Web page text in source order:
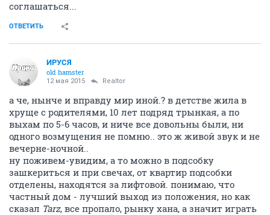
соглашаться...
ОТВЕТИТЬ
ИРУСЯ
old hamster
12 мая 2015 Realtor
а че, нынче и вправду мир иной.? в детстве жила в
хруще с родителями, 10 лет подряд трынкая, а по
выхам по 5-6 часов, и ниче все довольны были, ни
одного возмущения не помню.. это ж живой звук и не
вечерне-ночной..
ну поживем-увидим, а то можно в подсобку
зашкериться и при свечах, от квартир подсобки
отделены, находятся за лифтовой. понимаю, что
частный дом - лучший выход из положения, но как
сказал Tarz, все пропало, рынку хана, а значит играть